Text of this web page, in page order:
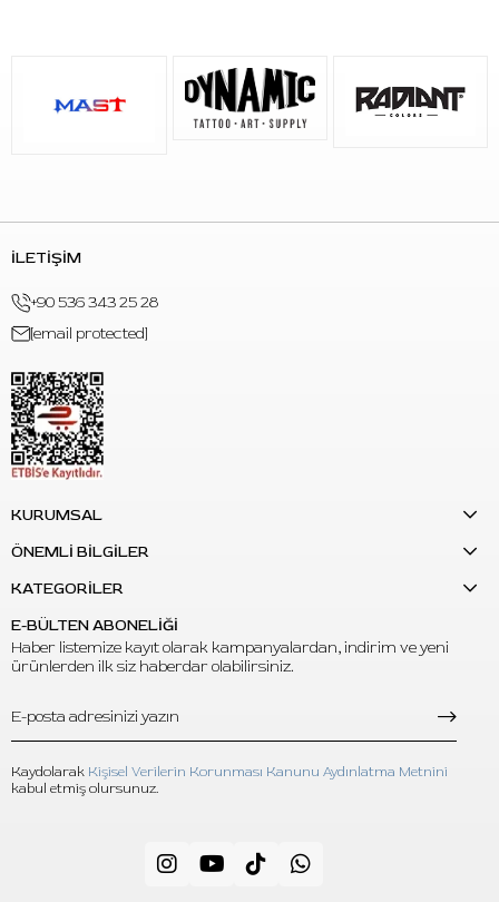
İLETİŞİM
+90 536 343 25 28
[email protected]
KURUMSAL
ÖNEMLİ BİLGİLER
KATEGORİLER
E-BÜLTEN ABONELİĞİ
Haber listemize kayıt olarak kampanyalardan, indirim ve yeni
ürünlerden ilk siz haberdar olabilirsiniz.
Kaydolarak Kişisel Verilerin Korunması Kanunu Aydınlatma Metnini
kabul etmiş olursunuz.